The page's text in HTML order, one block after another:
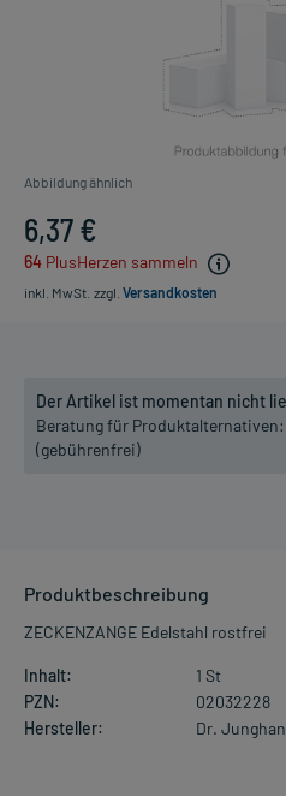
Abbildung ähnlich
6,37 €
64 PlusHerzen sammeln
inkl. MwSt. zzgl. Versandkosten
Der Artikel ist momentan nicht
Beratung für Produktalternativen:
(gebührenfrei)
Produktbeschreibung
ZECKENZANGE Edelstahl rostfrei
Inhalt:
1 St
PZN:
02032228
Hersteller:
Dr.